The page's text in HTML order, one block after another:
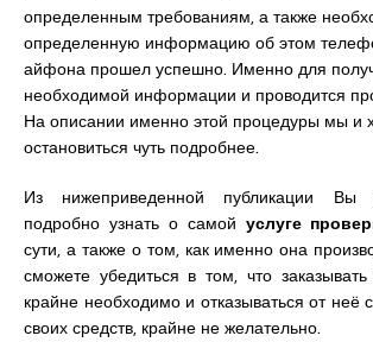
определенным требованиям, а также
определенную информацию об этом
айфона прошел успешно. Именно для
необходимой информации и проводится
На описании именно этой процедуры мы и
остановиться чуть подробнее.
Из нижеприведенной публикации Вы
подробно узнать о самой услуге
сути, а также о том, как именно она
сможете убедиться в том, что
крайне необходимо и отказываться от неё
своих средств, крайне не желательно.